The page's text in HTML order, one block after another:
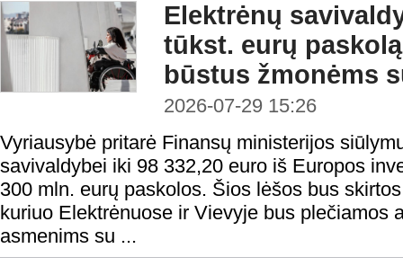
Elektrėnų
tūkst. eurų
būstus žmonėms
2026-07-29 15:26
Vyriausybė pritarė Finansų ministerijos
savivaldybei iki 98 332,20 euro iš Europos
300 mln. eurų paskolos. Šios lėšos bus
kuriuo Elektrėnuose ir Vievyje bus plečiamos
asmenims su ...